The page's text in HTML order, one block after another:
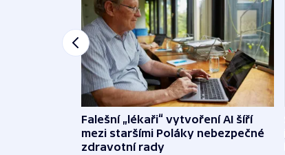
Falešní „lékaři“ vytvoření AI šíří
mezi staršími Poláky nebezpečné
zdravotní rady